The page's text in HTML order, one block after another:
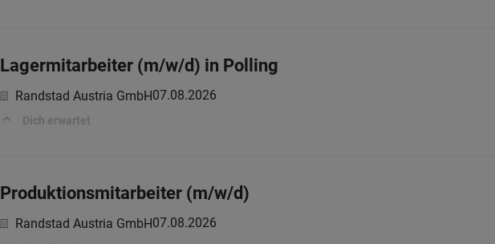
Lagermitarbeiter (m/w/d) in Polling
Randstad Austria GmbH07.08.2026
Dich erwartet
Produktionsmitarbeiter (m/w/d)
Randstad Austria GmbH07.08.2026